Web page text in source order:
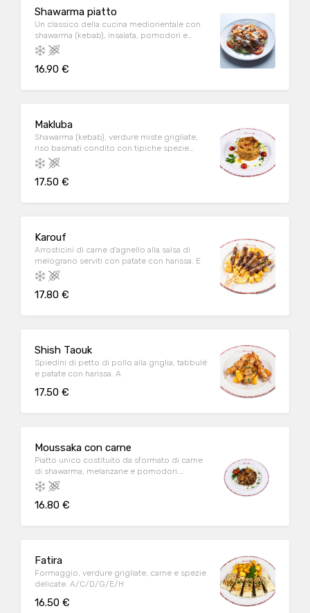
Shawarma piatto
Un classico della cucina mediorientale con
shawarma (kebab), insalata, pomodori e
salse. C/D/E/G/H
16.90 €
Makluba
Shawarma (kebab), verdure miste grigliate,
riso basmati condito con tipiche spezie
orientali. C/D/E/G/H
17.50 €
Karouf
Arrosticini di carne d'agnello alla salsa di
melograno serviti con patate con harissa. E
17.80 €
Shish Taouk
Spiedini di petto di pollo alla griglia, tabbulé
e patate con harissa. A
17.50 €
Moussaka con carne
Piatto unico costituito da sformato di carne
di shawarma, melanzane e pomodori.
C/D/E/G/H
16.80 €
Fatira
Formaggio, verdure grigliate, carne e spezie
delicate. A/C/D/G/E/H
16.50 €